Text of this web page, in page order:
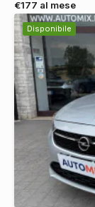
€177 al mese
Disponibile